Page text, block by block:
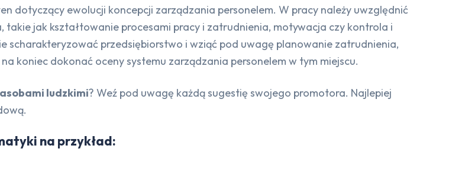
dotyczący ewolucji koncepcji zarządzania personelem. W pracy należy uwzględnić
takie jak kształtowanie procesami pracy i zatrudnienia, motywacja czy kontrola i
scharakteryzować przedsiębiorstwo i wziąć pod uwagę planowanie zatrudnienia,
koniec dokonać oceny systemu zarządzania personelem w tym miejscu.
ludzkimi? Weź pod uwagę każdą sugestię swojego promotora. Najlepiej
na przykład: